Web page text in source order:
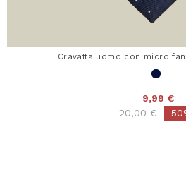
Cravatta uomo con micro
9,99 €
Price reduced
20,00 €to
-